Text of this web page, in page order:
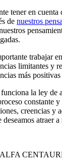
tener en
de nuestros
trabajar
limitantes y
más
la ley de
constante
creencias y
atraer a